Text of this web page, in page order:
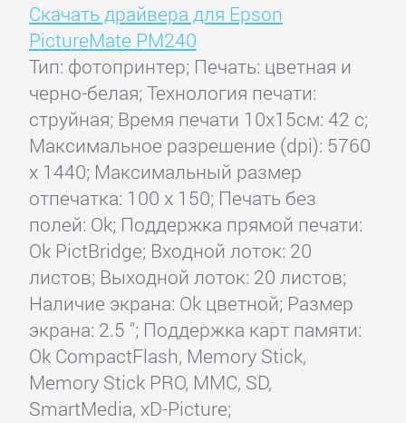
Скачать драйвера для Epson
PictureMate PM240
Тип: фотопринтер; Печать: цветная и
черно-белая; Технология печати:
струйная; Время печати 10x15см: 42 с;
Максимальное разрешение (dpi): 5760
x 1440; Максимальный размер
отпечатка: 100 x 150; Печать без
полей: Ok; Поддержка прямой печати:
Ok PictBridge; Входной лоток: 20
листов; Выходной лоток: 20 листов;
Наличие экрана: Ok цветной; Размер
экрана: 2.5 "; Поддержка карт памяти:
Ok CompactFlash, Memory Stick,
Memory Stick PRO, MMC, SD,
SmartMedia, xD-Picture;